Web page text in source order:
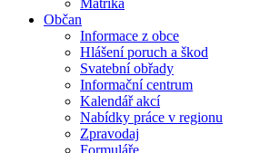
Matrika
Občan
Informace z obce
Hlášení poruch a škod
Svatební obřady
Informační centrum
Kalendář akcí
Nabídky práce v regionu
Zpravodaj
Formuláře